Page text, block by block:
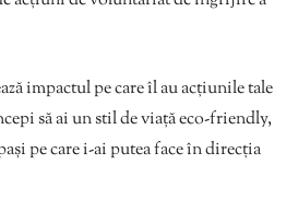
impactul pe care îl au acțiunile tale
să ai un stil de viață eco-friendly,
pe care i-ai putea face în direcția